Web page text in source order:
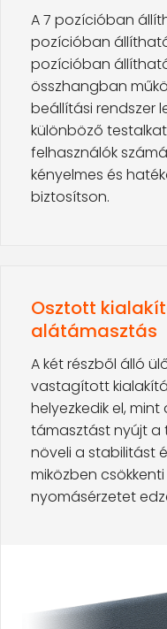
A 7 pozícióban
pozícióban
pozícióban
összhangban
beállítási rendszer
különböző
felhasználók
kényelmes és
biztosítson.
Osztott
alátámasztás
A két részből álló
vastagított
helyezkedik el,
támasztást nyújt a
növeli a stabilitást
miközben
nyomásérzetet